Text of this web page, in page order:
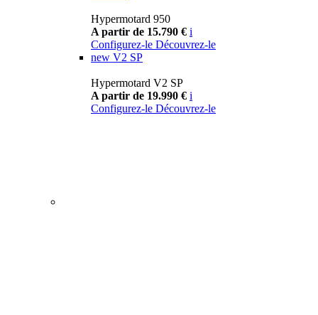
Hypermotard 950
A partir de 15.790 € i
Configurez-le Découvrez-le
new V2 SP
Hypermotard V2 SP
A partir de 19.990 € i
Configurez-le Découvrez-le